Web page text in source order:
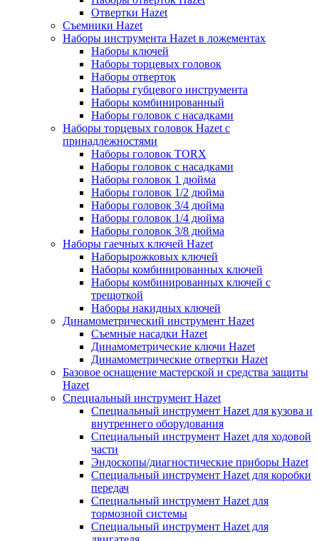
Отвертки Hazet
Съемники Hazet
Наборы инструмента Hazet в ложементах
Наборы ключей
Наборы торцевых головок
Наборы отверток
Наборы губцевого инструмента
Наборы комбинированный
Наборы головок с насадками
Наборы торцевых головок Hazet с
принадлежностями
Наборы головок TORX
Наборы головок с насадками
Наборы головок 1 дюйма
Наборы головок 1/2 дюйма
Наборы головок 3/4 дюйма
Наборы головок 1/4 дюйма
Наборы головок 3/8 дюйма
Наборы гаечных ключей Hazet
Наборырожковых ключей
Наборы комбинированных ключей
Наборы комбинированных ключей с
трещоткой
Наборы накидных ключей
Динамометрический инструмент Hazet
Съемные насадки Hazet
Динамометрические ключи Hazet
Динамометрические отвертки Hazet
Базовое оснащение мастерской и средства защиты
Hazet
Специальный инструмент Hazet
Специальный инструмент Hazet для кузова и
внутреннего оборудования
Специальный инструмент Hazet для ходовой
части
Эндоскопы/диагностические приборы Hazet
Специальный инструмент Hazet для коробки
передач
Специальный инструмент Hazet для
тормозной системы
Специальный инструмент Hazet для